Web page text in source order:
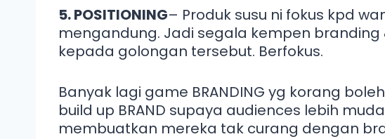
5. POSITIONING– Produk susu ni fokus kpd
mengandung. Jadi segala kempen
kepada golongan tersebut. Berfokus.
Banyak lagi game BRANDING yg korang
build up BRAND supaya audiences lebih
membuatkan mereka tak curang dengan